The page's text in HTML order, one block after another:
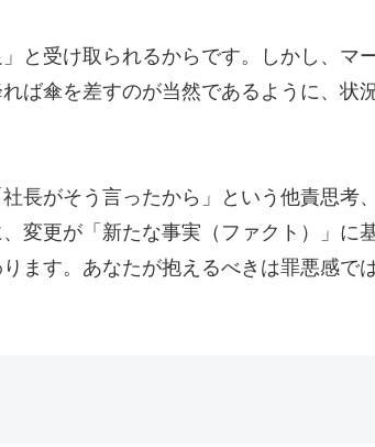
受け取られるからです。しかし、マ
ば傘を差すのが当然であるように、状
長がそう言ったから」という他責思考
変更が「新たな事実（ファクト）」に
ます。あなたが抱えるべきは罪悪感で